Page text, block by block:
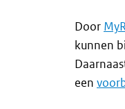
Door
kunnen
een